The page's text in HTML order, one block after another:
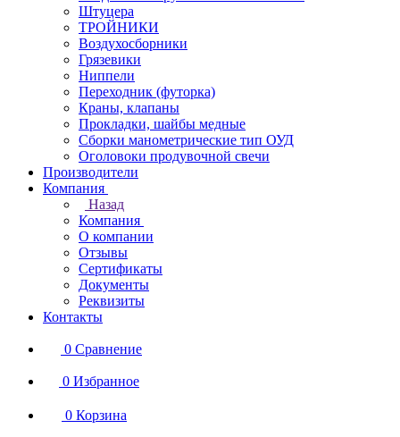
Штуцера
ТРОЙНИКИ
Воздухосборники
Грязевики
Ниппели
Переходник (футорка)
Краны, клапаны
Прокладки, шайбы медные
Сборки манометрические тип ОУД
Оголовоки продувочной свечи
Производители
Компания
Назад
Компания
О компании
Отзывы
Сертификаты
Документы
Реквизиты
Контакты
0 Сравнение
0 Избранное
0 Корзина